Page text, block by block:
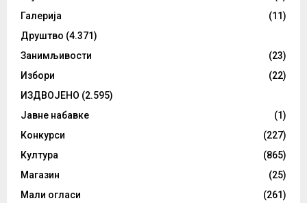
Галерија
(11)
Друштво (4.371)
Занимљивости
(23)
Избори
(22)
ИЗДВОЈЕНО (2.595)
Јавне набавке
(1)
Конкурси
(227)
Култура
(865)
Магазин
(25)
Мали огласи
(261)